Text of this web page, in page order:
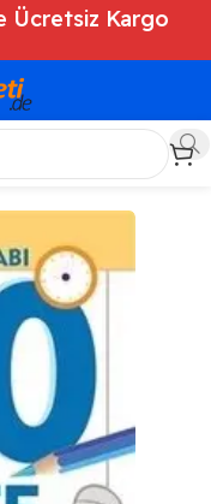
Ücretsiz Kargo